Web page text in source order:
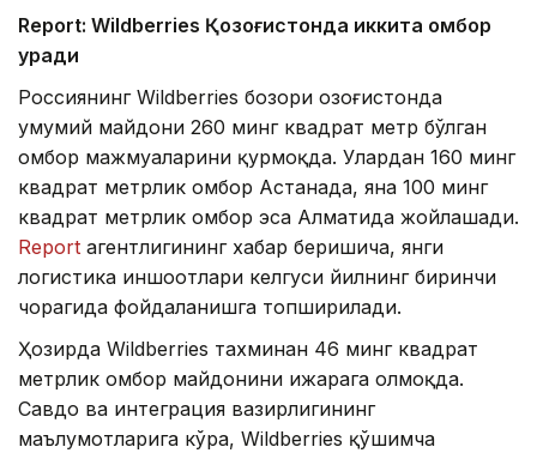
Report: Wildberries Қозоғистонда иккита омбор
қуради
Россиянинг Wildberries бозори Қозоғистонда
умумий майдони 260 минг квадрат метр бўлган
омбор мажмуаларини қурмоқда. Улардан 160 минг
квадрат метрлик омбор Астанада, яна 100 минг
квадрат метрлик омбор эса Алматида жойлашади.
Report агентлигининг хабар беришича, янги
логистика иншоотлари келгуси йилнинг биринчи
чорагида фойдаланишга топширилади.
Ҳозирда Wildberries тахминан 46 минг квадрат
метрлик омбор майдонини ижарага олмоқда.
Савдо ва интеграция вазирлигининг
маълумотларига кўра, Wildberries қўшимча